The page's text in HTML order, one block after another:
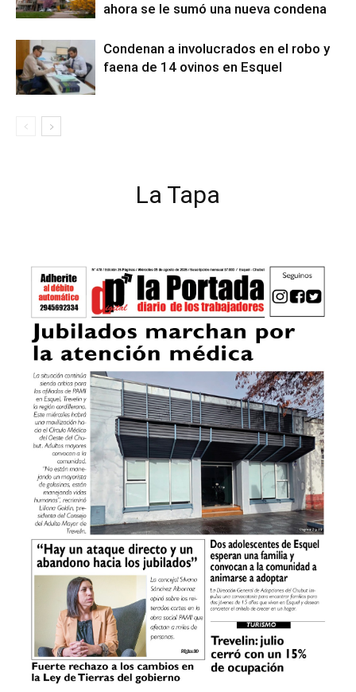
ahora se le sumó una nueva condena
Condenan a involucrados en el robo y
faena de 14 ovinos en Esquel
La Tapa